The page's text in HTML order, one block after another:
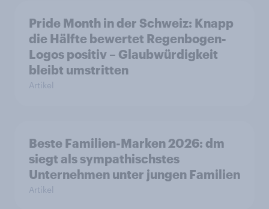
Pride Month in der Schweiz: Knapp
die Hälfte bewertet Regenbogen-
Logos positiv – Glaubwürdigkeit
bleibt umstritten
Artikel
Beste Familien-Marken 2026: dm
siegt als sympathischstes
Unternehmen unter jungen Familien
Artikel